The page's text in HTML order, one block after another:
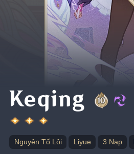
Keqing
Nguyên Tố Lôi Liyue 3 Nạp